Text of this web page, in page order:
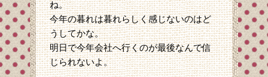
ね。
今年の暮れは暮れらしく感じないのはど
うしてかな。
明日で今年会社へ行くのが最後なんで信
じられないよ。